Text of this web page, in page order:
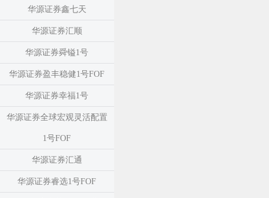
华源证券鑫七天
华源证券汇顺
华源证券舜镒1号
华源证券盈丰稳健1号FOF
华源证券幸福1号
华源证券全球宏观灵活配置
1号FOF
华源证券汇通
华源证券睿选1号FOF